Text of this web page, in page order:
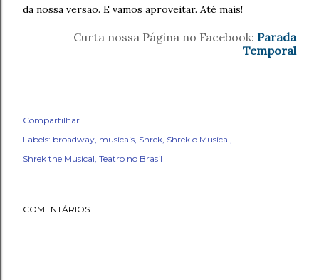
da nossa versão. E vamos aproveitar. Até mais!
Curta nossa Página no Facebook: Parada
Temporal
Compartilhar
Labels: broadway musicais Shrek Shrek o Musical
Shrek the Musical Teatro no Brasil
COMENTÁRIOS